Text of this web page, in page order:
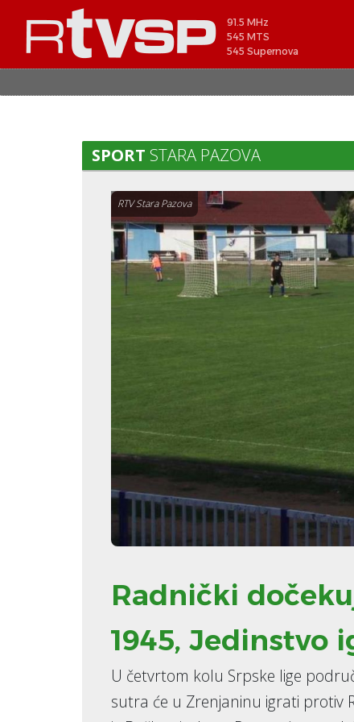
91.5 MHz
545 MTS
545 Supernova
SPORT STARA PAZOVA
RTV Stara Pazova
Radnički
1945, Jedinstvo
U četvrtom kolu Srpske lige
sutra će u Zrenjaninu igrati protiv